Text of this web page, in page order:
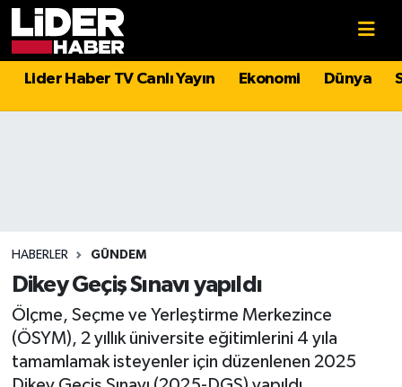
Lider Haber TV Canlı Yayın Ekonomi Dünya
HABERLER GÜNDEM
Dikey Geçiş Sınavı yapıldı
Ölçme, Seçme ve Yerleştirme Merkezince
(ÖSYM), 2 yıllık üniversite eğitimlerini 4 yıla
tamamlamak isteyenler için düzenlenen 2025
Politika
Magazin
Spor
Sağlık
Hava Durumu
Süper Lig Puan Durumu ve Fikstür
Tüm Manşetler
Son Dakika Haberleri